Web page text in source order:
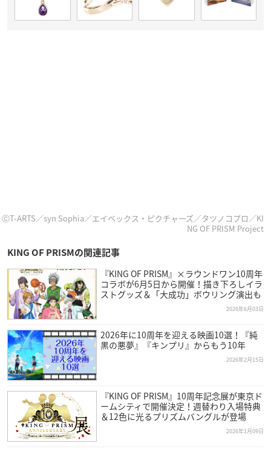
ⒸT-ARTS／syn Sophia／エイベックス・ピクチャーズ／タツノコプロ／KI
NG OF PRISM Project
KING OF PRISMの関連記事
『KING OF PRISM』×ラウンドワン10周年
コラボが6月5日から開催！描き下ろしイラ
ストグッズ＆「大成功」ボウリング演出も
2026年6月03日
2026年に10周年を迎える映画10選！『純
黒の悪夢』『キンプリ』からもう10年
2026年2月15日
『KING OF PRISM』10周年記念展が東京ド
ームシティで開催決定！週替わり入場特典
＆12色に光るプリズムバングルが登場
2026年1月09日